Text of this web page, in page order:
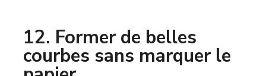
12. Former de belles
courbes sans marquer le